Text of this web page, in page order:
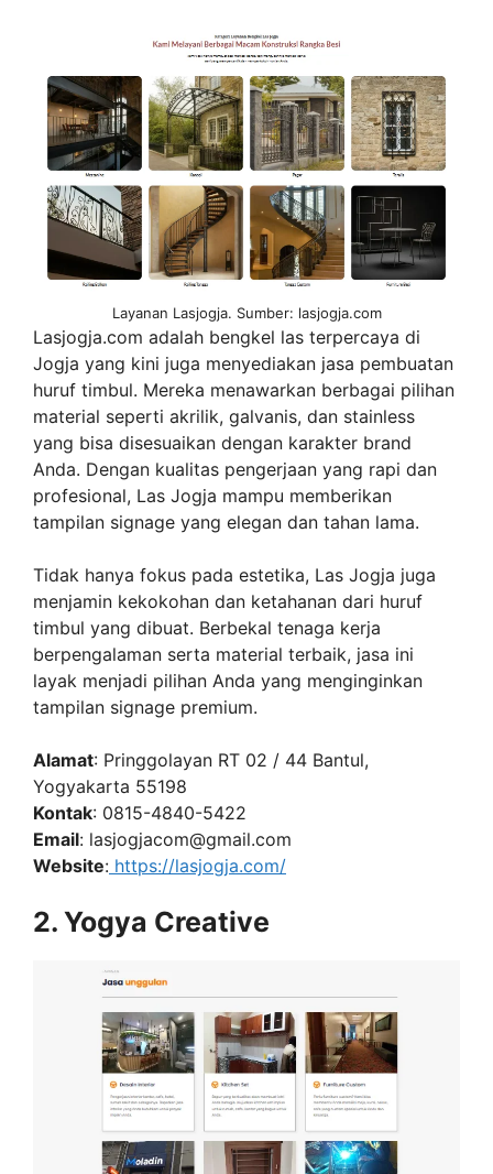
Layanan Lasjogja. Sumber: lasjogja.com
Lasjogja.com adalah bengkel las terpercaya di
Jogja yang kini juga menyediakan jasa pembuatan
huruf timbul. Mereka menawarkan berbagai pilihan
material seperti akrilik, galvanis, dan stainless
yang bisa disesuaikan dengan karakter brand
Anda. Dengan kualitas pengerjaan yang rapi dan
profesional, Las Jogja mampu memberikan
tampilan signage yang elegan dan tahan lama.
Tidak hanya fokus pada estetika, Las Jogja juga
menjamin kekokohan dan ketahanan dari huruf
timbul yang dibuat. Berbekal tenaga kerja
berpengalaman serta material terbaik, jasa ini
layak menjadi pilihan Anda yang menginginkan
tampilan signage premium.
Alamat: Pringgolayan RT 02 / 44 Bantul,
Yogyakarta 55198
Kontak: 0815-4840-5422
Email: lasjogjacom@gmail.com
Website: https://lasjogja.com/
2. Yogya Creative